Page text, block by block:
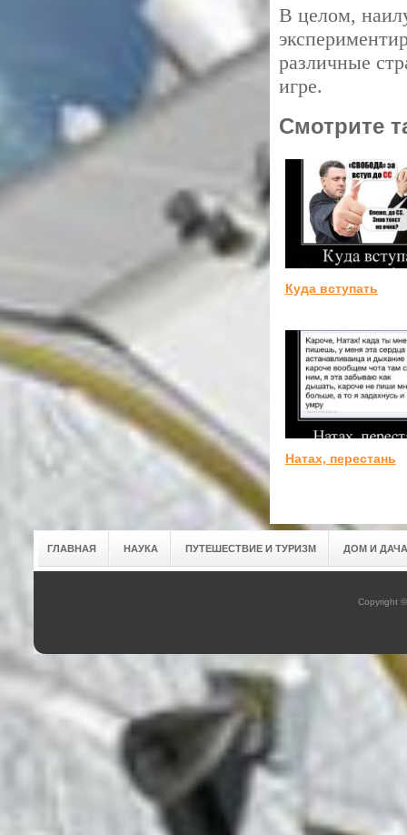
В целом,
различные
игре.
Смотрите
Куда вступать
Натах, перестань
ГЛАВНАЯ НАУКА ПУТЕШЕСТВИЕ И ТУРИЗМ ДОМ И ДАЧА
Copyright